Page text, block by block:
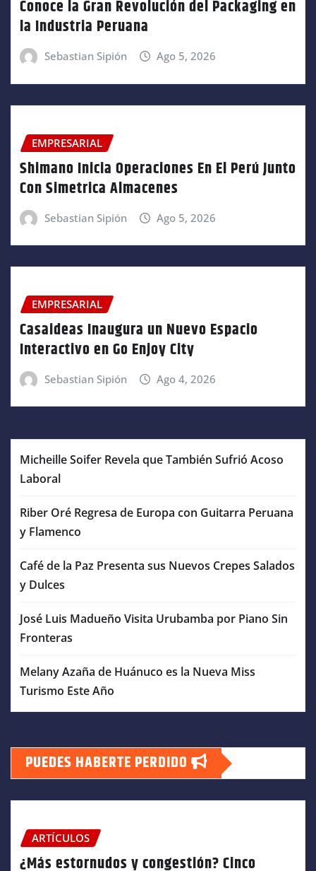
Conoce la Gran Revolución del Packaging en
la Industria Peruana
Sebastian Sipión Ago 5, 2026
EMPRESARIAL
Shimano Inicia Operaciones En El Perú Junto
Con Simetrica Almacenes
Sebastian Sipión Ago 5, 2026
EMPRESARIAL
Casaideas Inaugura un Nuevo Espacio
Interactivo en Go Enjoy City
Sebastian Sipión Ago 4, 2026
Micheille Soifer Revela que También Sufrió Acoso
Laboral
Riber Oré Regresa de Europa con Guitarra Peruana
y Flamenco
Café de la Paz Presenta sus Nuevos Crepes Salados
y Dulces
José Luis Madueño Visita Urubamba por Piano Sin
Fronteras
Melany Azaña de Huánuco es la Nueva Miss
Turismo Este Año
PUEDES HABERTE PERDIDO
ARTÍCULOS
¿Más estornudos y congestión? Cinco